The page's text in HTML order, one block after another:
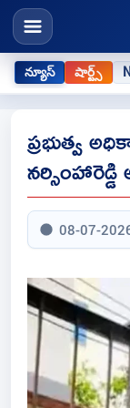
న్యూస్ షార్ట్స్
ప్రభుత్వ
నర్సింహారెడ్డి
08-07-